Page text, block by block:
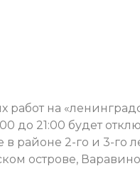
работ на
до 21:00 будет
районе 2-го и 3-го
острове,